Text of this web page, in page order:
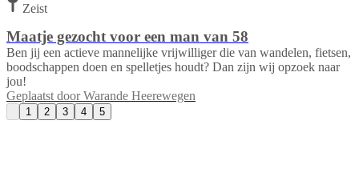
Zeist
Maatje gezocht voor een man van 58
Ben jij een actieve mannelijke vrijwilliger die van wandelen, fietsen,
boodschappen doen en spelletjes houdt? Dan zijn wij opzoek naar
jou!
Geplaatst door Warande Heerewegen
1 2 3 4 5